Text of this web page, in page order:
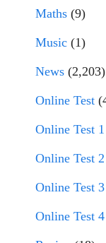
Maths (9)
Music (1)
News (2,203)
Online Test
Online Test
Online Test
Online Test
Online Test